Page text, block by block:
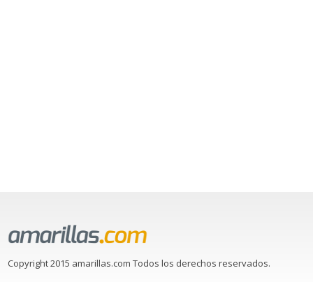
Copyright 2015 amarillas.com Todos los derechos reservados.